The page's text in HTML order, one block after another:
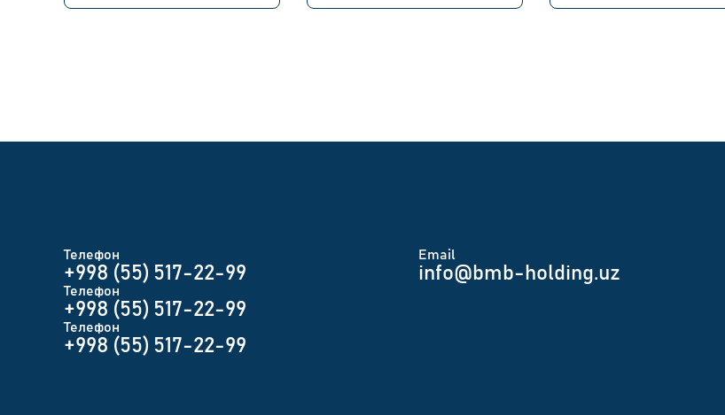
Телефон
+998 (55) 517-22-99
Телефон
+998 (55) 517-22-99
Телефон
+998 (55) 517-22-99
Email
info@bmb-holding.uz​